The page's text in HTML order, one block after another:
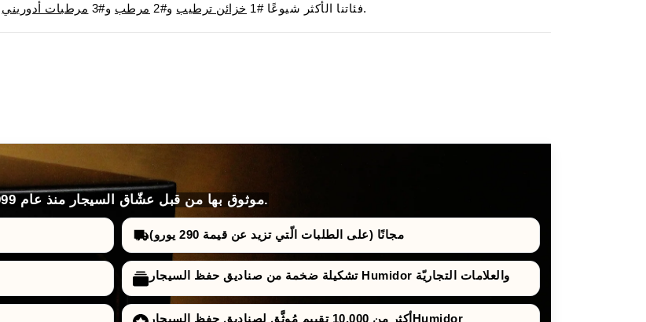
فئاتنا الأكثر شيوعًا #1 خزائن ترطيب و#2 مرطب و#3 مرطبات أدوريني .
موثوق بها من قبل عشّاق السيجار منذ عام 1999. مع خبرة لا مثيل لها، واختيارات، وأسعار وضمانات.
مجانًا (على الطلبات الّتي تزيد عن قيمة 290 يورو)
تشكيلة ضخمة من صناديق حفظ السيجار Humidor والعلامات التجاريّة
أكثر من 10,000 تقييم مُوثَّق لصناديق حفظ السيجارHumidor